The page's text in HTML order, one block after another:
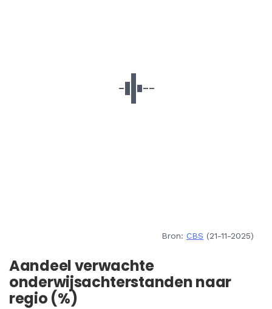
Bron: CBS (21-11-2025)
Aandeel verwachte
onderwijsachterstanden naar
regio (%)